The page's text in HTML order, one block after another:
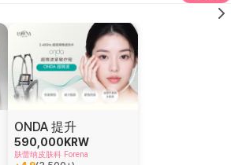
ONDA 提升
590,000 KRW
肤蕾纳皮肤科 Forena